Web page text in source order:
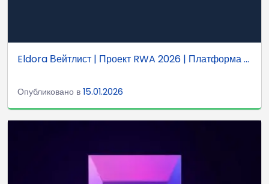
Eldora Вейтлист | Проект RWA 2026 | Платформа ...
Опубликовано в 15.01.2026